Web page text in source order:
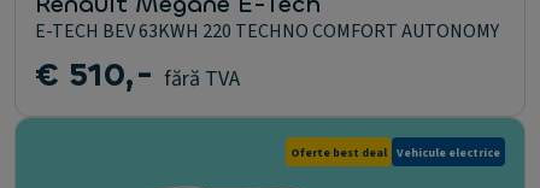
E-TECH BEV 63KWH 220 TECHNO COMFORT AUTONOMY
€ 510,- fără TVA
Oferte best deal Vehicule electrice